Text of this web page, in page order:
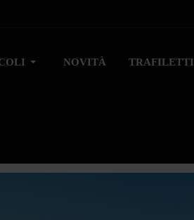
NOVITÀ TRAFILETTI